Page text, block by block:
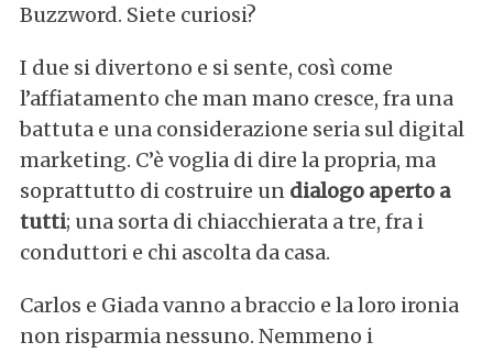
Buzzword. Siete curiosi?
I due si divertono e si sente, così come
l’affiatamento che man mano cresce, fra una
battuta e una considerazione seria sul digital
marketing. C’è voglia di dire la propria, ma
soprattutto di costruire un dialogo aperto a
tutti; una sorta di chiacchierata a tre, fra i
conduttori e chi ascolta da casa.
Carlos e Giada vanno a braccio e la loro ironia
non risparmia nessuno. Nemmeno i